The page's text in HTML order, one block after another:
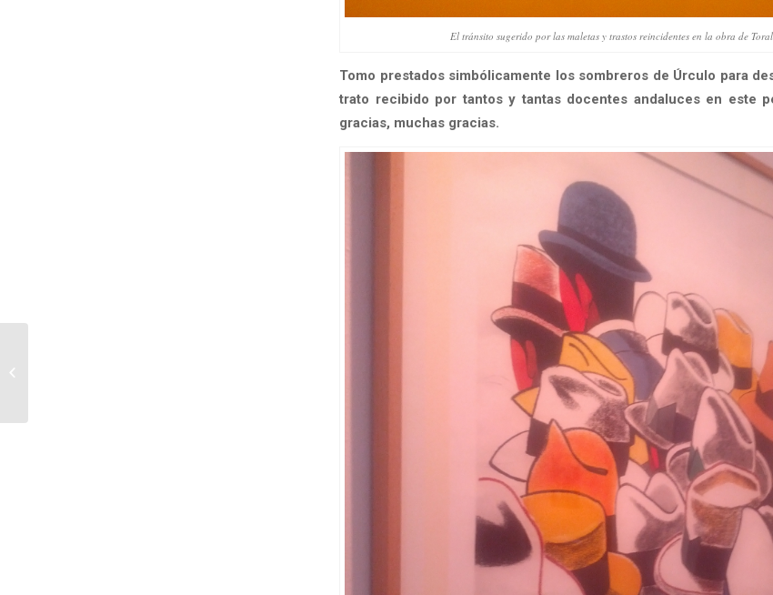
El tránsito sugerido por las maletas y trastos reincidentes en la obra de Toral
Tomo prestados simbólicamente los sombreros de Úrculo para
trato recibido por tantos y tantas docentes andaluces en este
gracias, muchas gracias.